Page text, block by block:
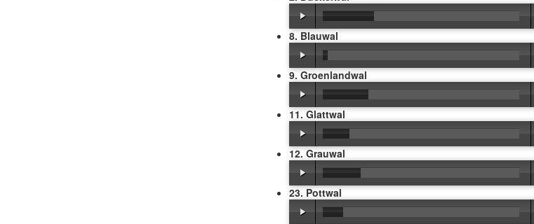
8. Blauwal
9. Groenlandwal
11. Glattwal
12. Grauwal
23. Pottwal